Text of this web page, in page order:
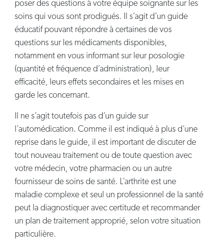
poser des questions à votre équipe soignante sur les
soins qui vous sont prodigués. Il s’agit d’un guide
éducatif pouvant répondre à certaines de vos
questions sur les médicaments disponibles,
notamment en vous informant sur leur posologie
(quantité et fréquence d’administration), leur
efficacité, leurs effets secondaires et les mises en
garde les concernant.
Il ne s’agit toutefois pas d’un guide sur
l’automédication. Comme il est indiqué à plus d’une
reprise dans le guide, il est important de discuter de
tout nouveau traitement ou de toute question avec
votre médecin, votre pharmacien ou un autre
fournisseur de soins de santé. L’arthrite est une
maladie complexe et seul un professionnel de la santé
peut la diagnostiquer avec certitude et recommander
un plan de traitement approprié, selon votre situation
particulière.